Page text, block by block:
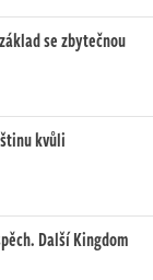
se zbytečnou
kvůli
Další Kingdom